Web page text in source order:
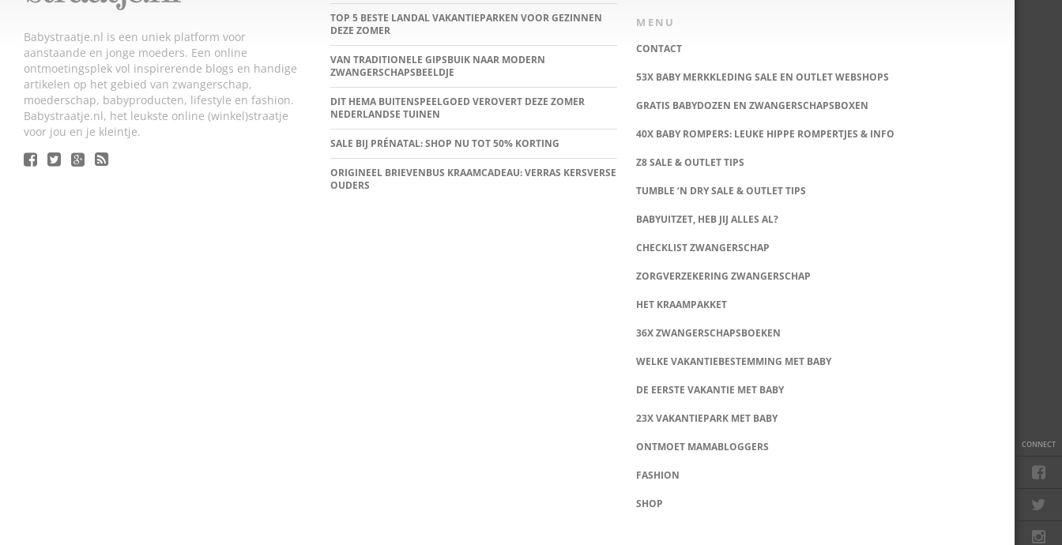
CONNECT
Babystraatje.nl is een uniek platform voor
aanstaande en jonge moeders. Een online
ontmoetingsplek vol inspirerende blogs en handige
artikelen op het gebied van zwangerschap,
moederschap, babyproducten, lifestyle en fashion.
Babystraatje.nl, het leukste online (winkel)straatje
voor jou en je kleintje.
TOP 5 BESTE LANDAL VAKANTIEPARKEN VOOR GEZINNEN
DEZE ZOMER
VAN TRADITIONELE GIPSBUIK NAAR MODERN
ZWANGERSCHAPSBEELDJE
DIT HEMA BUITENSPEELGOED VEROVERT DEZE ZOMER
NEDERLANDSE TUINEN
SALE BIJ PRÉNATAL: SHOP NU TOT 50% KORTING
ORIGINEEL BRIEVENBUS KRAAMCADEAU: VERRAS KERSVERSE
OUDERS
MENU
CONTACT
53X BABY MERKKLEDING SALE EN OUTLET WEBSHOPS
GRATIS BABYDOZEN EN ZWANGERSCHAPSBOXEN
40X BABY ROMPERS: LEUKE HIPPE ROMPERTJES & INFO
Z8 SALE & OUTLET TIPS
TUMBLE ‘N DRY SALE & OUTLET TIPS
BABYUITZET, HEB JIJ ALLES AL?
CHECKLIST ZWANGERSCHAP
ZORGVERZEKERING ZWANGERSCHAP
HET KRAAMPAKKET
36X ZWANGERSCHAPSBOEKEN
WELKE VAKANTIEBESTEMMING MET BABY
DE EERSTE VAKANTIE MET BABY
23X VAKANTIEPARK MET BABY
ONTMOET MAMABLOGGERS
FASHION
SHOP